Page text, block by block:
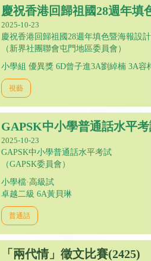
慶祝香港回歸祖國28週年填
2025-10-23
慶祝香港回歸祖國28週年填色暨海報設
（新界社團聯會屯門地區委員會）
小學組 優異獎 6D曾子進3A劉綽楠 3A
視藝
GAPSK中小學普通話水平
2025-10-23
GAPSK中小學普通話水平考試
（GAPSK委員會）
小學檔·高級試
卓越二級 6A黃貝琳
普通話
「兩代情」徵文比賽(2425)